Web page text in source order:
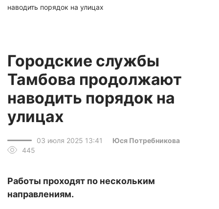
наводить порядок на улицах
Городские службы
Тамбова продолжают
наводить порядок на
улицах
03 июля 2025 13:41
Юся Потребникова
445
Работы проходят по нескольким
направлениям.